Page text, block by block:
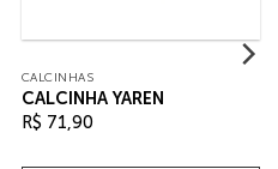
CALCINHAS
CALCINHA YAREN
R$ 71,90